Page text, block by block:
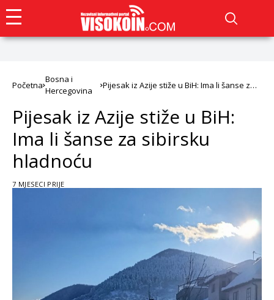
Početna
Bosna i
Hercegovina
Pijesak iz Azije stiže u BiH: Ima li šanse za
Pijesak iz Azije stiže u BiH:
Ima li šanse za sibirsku
hladnoću
7 MJESECI PRIJE